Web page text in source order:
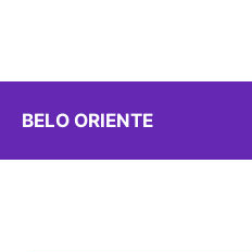
BELO ORIENTE